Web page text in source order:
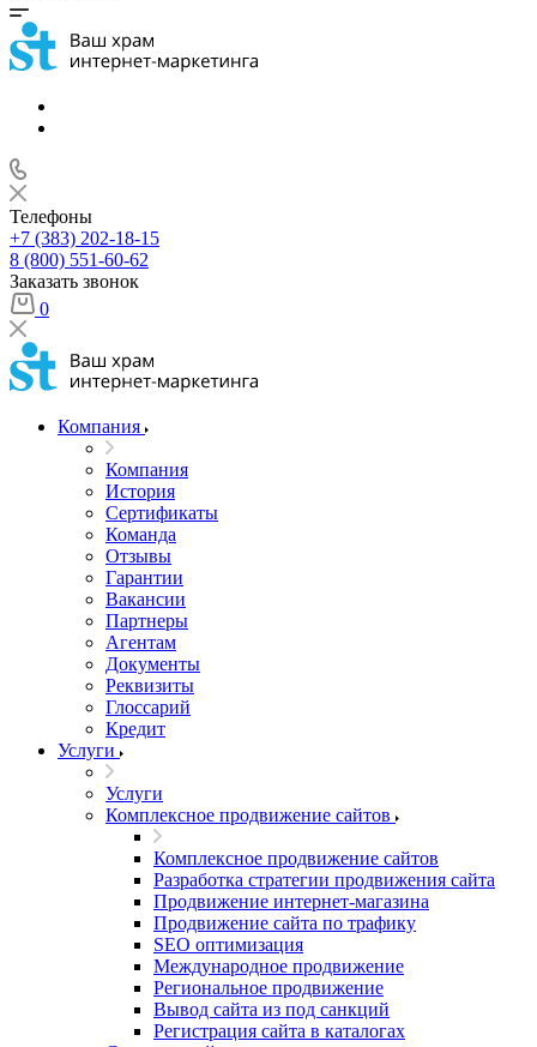
Телефоны
+7 (383) 202-18-15
8 (800) 551-60-62
Заказать звонок
0
Компания
Компания
История
Сертификаты
Команда
Отзывы
Гарантии
Вакансии
Партнеры
Агентам
Документы
Реквизиты
Глоссарий
Кредит
Услуги
Услуги
Комплексное продвижение сайтов
Комплексное продвижение сайтов
Разработка стратегии продвижения сайта
Продвижение интернет-магазина
Продвижение сайта по трафику
SEO оптимизация
Международное продвижение
Региональное продвижение
Вывод сайта из под санкций
Регистрация сайта в каталогах